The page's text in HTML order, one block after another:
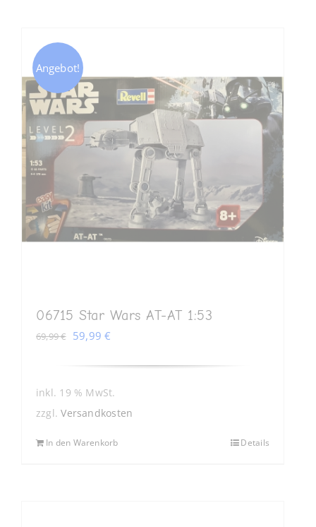
Angebot!
06715 Star Wars AT-AT 1:53
69,99€ Ursprünglicher
war:
69,99 €
59,99€
ist:
59,99 €.
inkl. 19 % MwSt.
zzgl.Versandkosten
In den Warenkorb Details